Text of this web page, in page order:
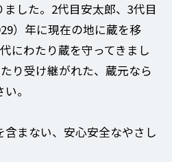
した。2代目安太郎、3代目
）年に現在の地に蔵を移
にわたり蔵を守ってきまし
り受け継がれた、蔵元なら
。
まない、安心安全なやさし